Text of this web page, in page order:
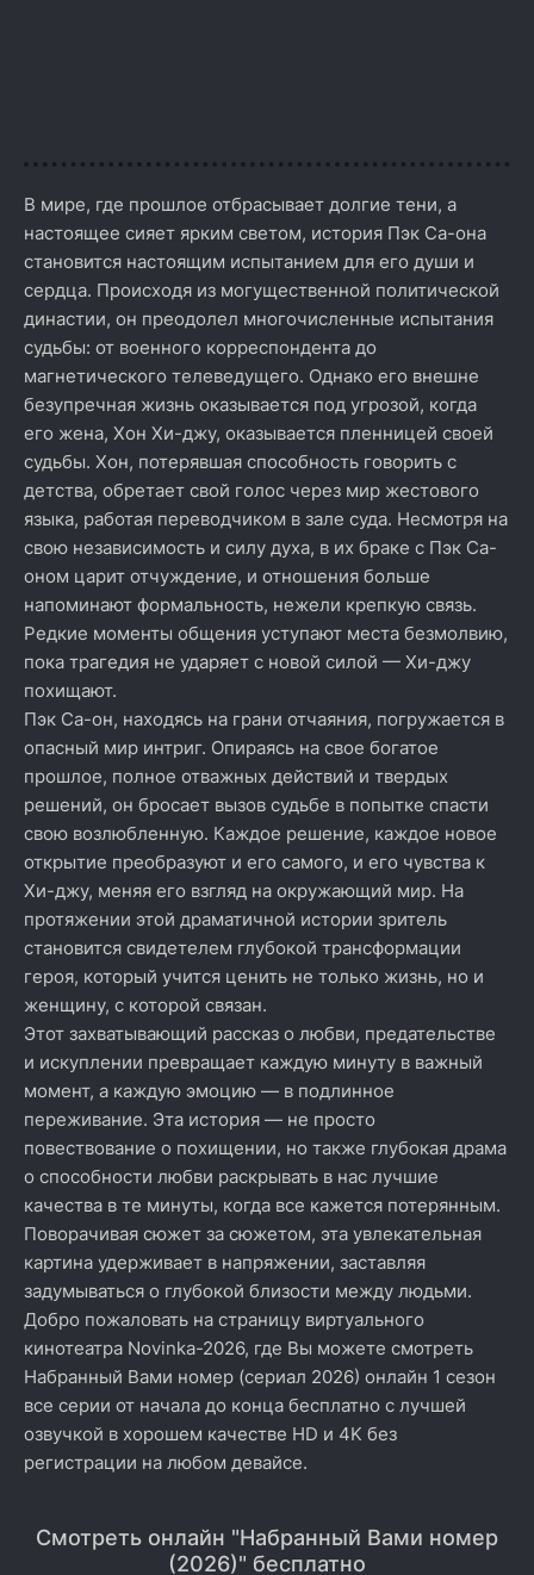
В мире, где прошлое отбрасывает долгие тени, а
настоящее сияет ярким светом, история Пэк Са-она
становится настоящим испытанием для его души и
сердца. Происходя из могущественной политической
династии, он преодолел многочисленные испытания
судьбы: от военного корреспондента до
магнетического телеведущего. Однако его внешне
безупречная жизнь оказывается под угрозой, когда
его жена, Хон Хи-джу, оказывается пленницей своей
судьбы. Хон, потерявшая способность говорить с
детства, обретает свой голос через мир жестового
языка, работая переводчиком в зале суда. Несмотря на
свою независимость и силу духа, в их браке с Пэк Са-
оном царит отчуждение, и отношения больше
напоминают формальность, нежели крепкую связь.
Редкие моменты общения уступают места безмолвию,
пока трагедия не ударяет с новой силой — Хи-джу
похищают.
Пэк Са-он, находясь на грани отчаяния, погружается в
опасный мир интриг. Опираясь на свое богатое
прошлое, полное отважных действий и твердых
решений, он бросает вызов судьбе в попытке спасти
свою возлюбленную. Каждое решение, каждое новое
открытие преобразуют и его самого, и его чувства к
Хи-джу, меняя его взгляд на окружающий мир. На
протяжении этой драматичной истории зритель
становится свидетелем глубокой трансформации
героя, который учится ценить не только жизнь, но и
женщину, с которой связан.
Этот захватывающий рассказ о любви, предательстве
и искуплении превращает каждую минуту в важный
момент, а каждую эмоцию — в подлинное
переживание. Эта история — не просто
повествование о похищении, но также глубокая драма
о способности любви раскрывать в нас лучшие
качества в те минуты, когда все кажется потерянным.
Поворачивая сюжет за сюжетом, эта увлекательная
картина удерживает в напряжении, заставляя
задумываться о глубокой близости между людьми.
Добро пожаловать на страницу виртуального
кинотеатра Novinka-2026, где Вы можете смотреть
Набранный Вами номер (сериал 2026) онлайн 1 сезон
все серии от начала до конца бесплатно с лучшей
озвучкой в хорошем качестве HD и 4K без
регистрации на любом девайсе.
Смотреть онлайн "Набранный Вами номер
(2026)" бесплатно